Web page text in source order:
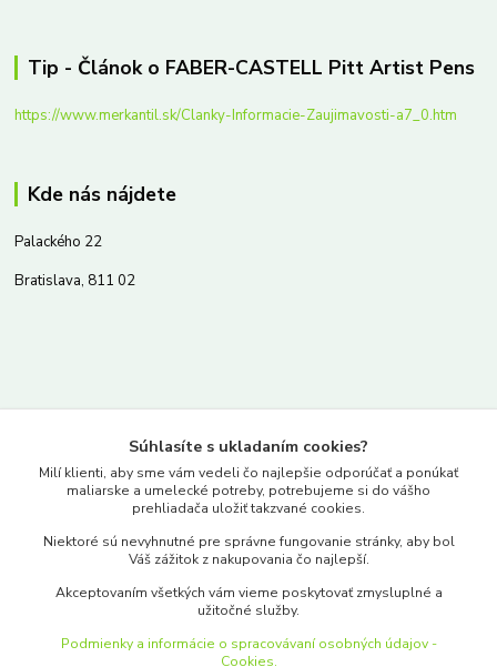
Tip - Článok o FABER-CASTELL Pitt Artist Pens
https://www.merkantil.sk/Clanky-Informacie-Zaujimavosti-a7_0.htm
Kde nás nájdete
Palackého 22
Bratislava, 811 02
www.merkantil.sk
Pondelok-Piatok: 9.00-17.00hod.
objednavky@merkantil-obchod.sk
Súhlasíte s ukladaním cookies?
Milí klienti, aby sme vám vedeli čo najlepšie odporúčať a ponúkať
maliarske a umelecké potreby, potrebujeme si do vášho
prehliadača uložiť takzvané cookies.
Niektoré sú nevyhnutné pre správne fungovanie stránky, aby bol
Váš zážitok z nakupovania čo najlepší.
Akceptovaním všetkých vám vieme poskytovať zmysluplné a
užitočné služby.
Podmienky a informácie o spracovávaní osobných údajov -
Cookies.